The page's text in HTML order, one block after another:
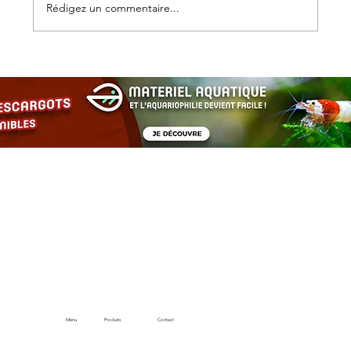
discrets pour un bac équilibré et
esthétique
Rédigez un commentaire...
Menu Produits Contact